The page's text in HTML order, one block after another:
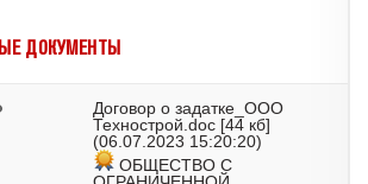
ДОКУМЕНТЫ
Договор о задатке_ООО
Технострой.doc [44 кб]
(06.07.2023 15:20:20)
ОБЩЕСТВО С